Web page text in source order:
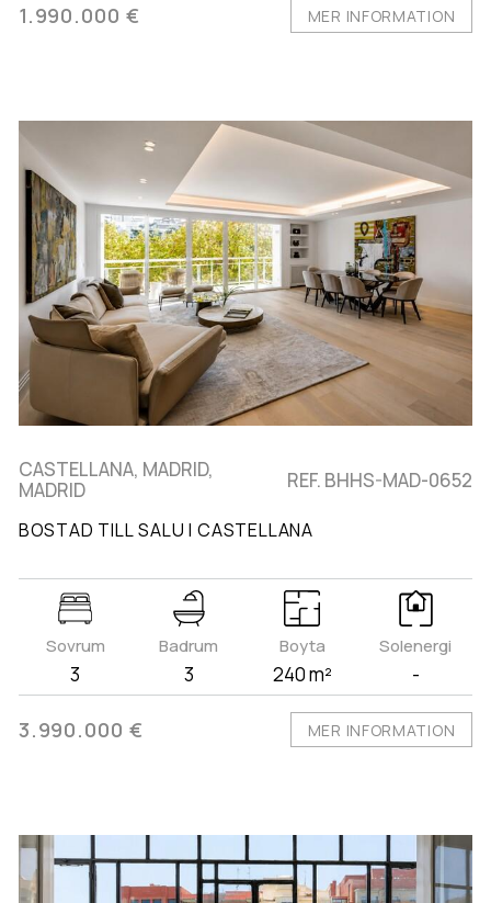
1.990.000 € MER INFORMATION
CASTELLANA, MADRID,
MADRID
REF. BHHS-MAD-0652
BOSTAD TILL SALU I CASTELLANA
Sovrum
3
Badrum
3
Boyta
240 m²
Solenergi
-
3.990.000 € MER INFORMATION